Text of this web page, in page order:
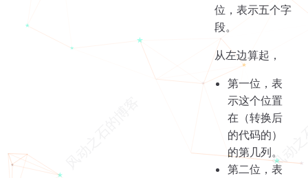
位，表示五个字
段。
从左边算起，
第一位，表
示这个位置
在（转换后
的代码的）
的第几列。
第二位，表